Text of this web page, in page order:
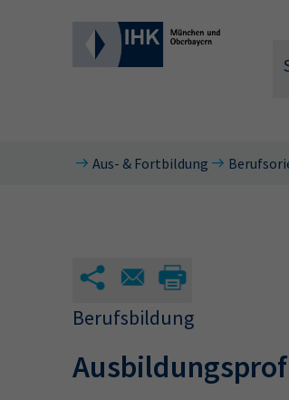
Aus- & Fortbildung
Berufsbildung